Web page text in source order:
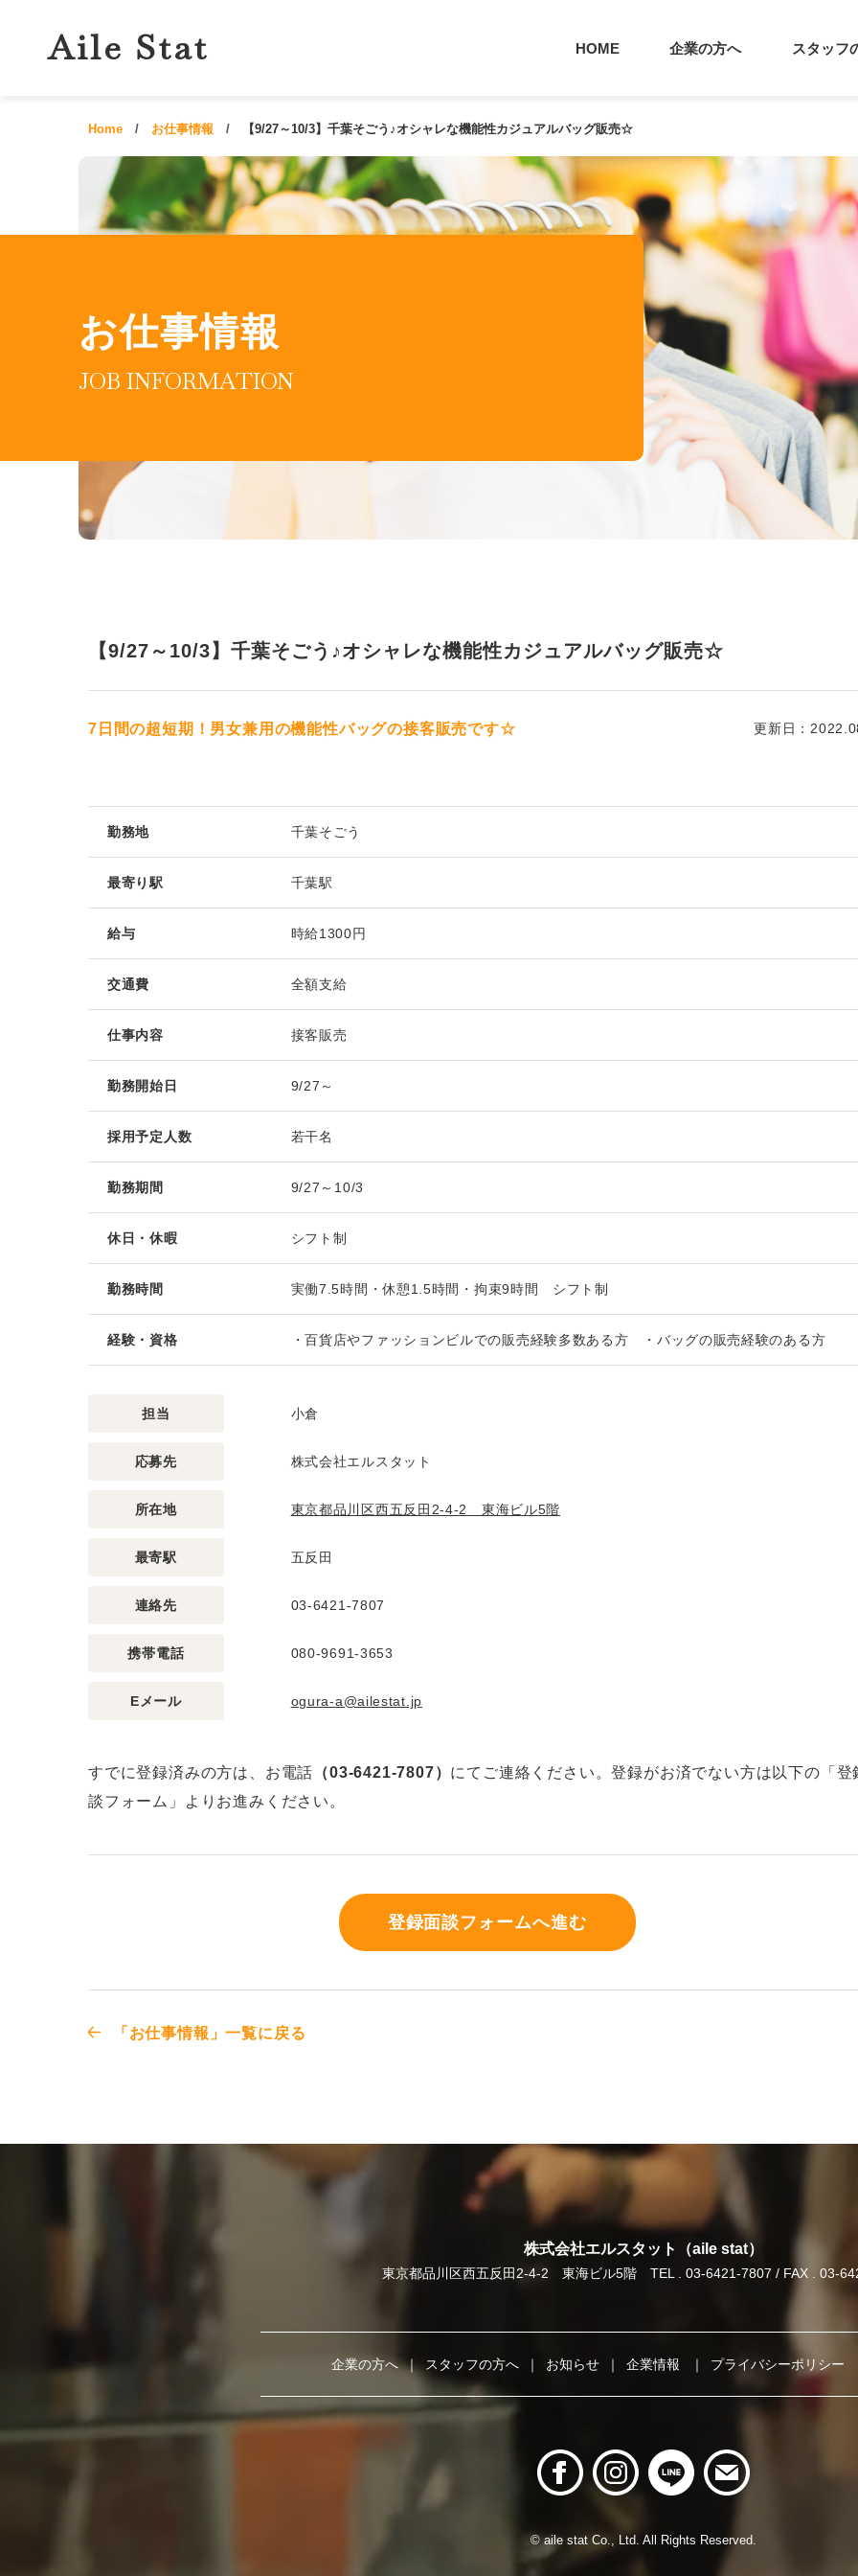
Aile Stat HOME 企業の方へ スタッフ
Home お仕事情報 【9/27～10/3】千葉そごう♪オシャレな機能性カジュアルバッグ販売☆
お仕事情報
JOB INFORMATION
【9/27～10/3】千葉そごう♪オシャレな機能性カジュアルバッグ販売☆
7日間の超短期！男女兼用の機能性バッグの接客販売です☆ 更新日：
勤務地 千葉そごう
最寄り駅 千葉駅
給与 時給1300円
交通費 全額支給
仕事内容 接客販売
勤務開始日 9/27～
採用予定人数 若干名
勤務期間 9/27～10/3
休日・休暇 シフト制
勤務時間 実働7.5時間・休憩1.5時間・拘束9時間 シフト制
経験・資格 ・百貨店やファッションビルでの販売経験多数ある方 ・バッグの販売経験のある方
担当 小倉
応募先 株式会社エルスタット
所在地 東京都品川区西五反田2-4-2 東海ビル5階
最寄駅 五反田
連絡先 03-6421-7807
携帯電話 080-9691-3653
Eメール ogura-a@ailestat.jp
すでに登録済みの方は、お電話 （03-6421-7807） にてご連絡ください。登録がお済でない方は以下の「登
談フォーム」よりお進みください。
登録面談フォームへ進む
「お仕事情報」一覧に戻る
株式会社エルスタット（aile stat）
東京都品川区西五反田2-4-2 東海ビル5階 TEL . 03-6421-7807 / FAX . 03-
企業の方へ スタッフの方へ お知らせ 企業情報 プライバシーポリシー
© aile stat Co., Ltd. All Rights Reserved.